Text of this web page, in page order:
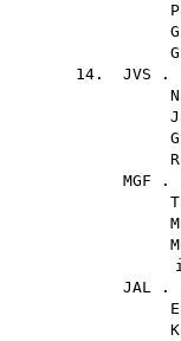
14. JVS .
MGF .
JAL .